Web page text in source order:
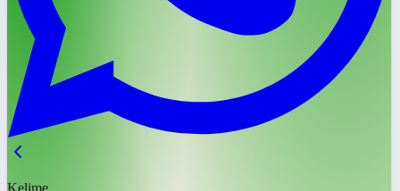
Kelime